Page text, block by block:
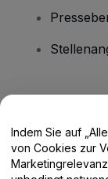
Hilfe-
Indem Sie auf
von Cookies zur
Marketingrelevanz der Website